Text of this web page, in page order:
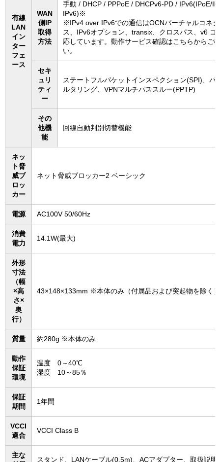
有線
LAN
イン
ター
フェ
ース
WAN
側IP
取得
方法
手動 / DHCP / PPPoE / DHCPv6-PD / IPv6(IPoE/
IPv6)※
※IPv4 over IPv6での通信はOCNバーチャルコネ
ス、IPv6オプション、transix、クロスパス、v6 コ
応しています。動作サービス確認はこちらからご
い。
セキ
ュリ
ティ
ー
ステートフルパケットインスペクション(SPI)、パ
ルタリング、VPNマルチパススルー(PPTP)
その
他機
能
回線自動判別切替機能
ネッ
ト脅
威ブ
ロッ
カー
ネット脅威ブロッカー2 ベーシック
電源 AC100V 50/60Hz
消費
電力
14.1W(最大)
外形
寸法
（幅
×高
さ×
奥
行）
43×148×133mm ※本体のみ（付属品および突起物を除く）
質量 約280g ※本体のみ
動作
保証
環境
温度 0～40℃
湿度 10～85％
保証
期間
1年間
VCCI
適合
VCCI Class B
主な
スタンド、LANケーブル(0.5m)、ACアダプター、取扱説明